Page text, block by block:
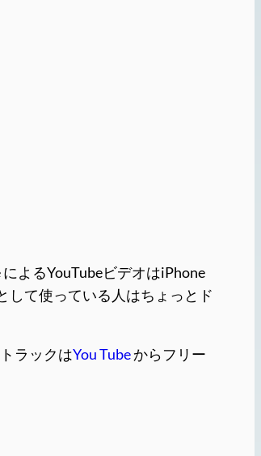
よるYouTubeビデオはiPhone
して使っている人はちょっとド
ラックはYou Tubeからフリー